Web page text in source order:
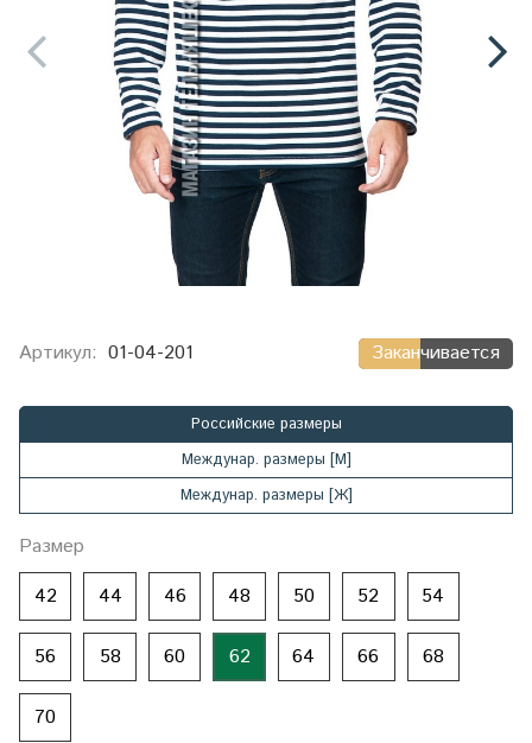
Артикул: 01-04-201 Заканчивается
Российские размеры
Междунар. размеры [М]
Междунар. размеры [Ж]
Размер
42
44 46 48 50 52 54
56 58 60 62 64 66 68
70